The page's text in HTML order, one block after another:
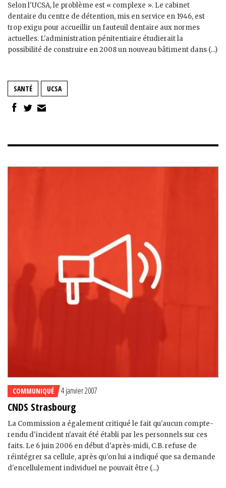
Selon l'UCSA, le problème est « complexe ». Le cabinet
dentaire du centre de détention, mis en service en 1946, est
trop exigu pour accueillir un fauteuil dentaire aux normes
actuelles. L'administration pénitentiaire étudierait la
possibilité de construire en 2008 un nouveau bâtiment dans (...)
SANTÉ UCSA
COMMUNIQUÉ 4 janvier 2007
CNDS Strasbourg
La Commission a également critiqué le fait qu'aucun compte-
rendu d'incident n'avait été établi par les personnels sur ces
faits. Le 6 juin 2006 en début d'après-midi, C.B. refuse de
réintégrer sa cellule, après qu'on lui a indiqué que sa demande
d'encellulement individuel ne pouvait être (...)